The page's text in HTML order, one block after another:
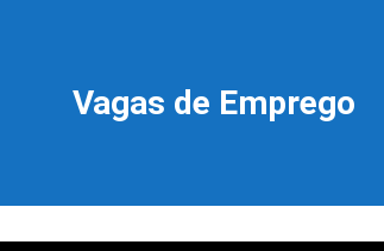
Vagas de Emprego